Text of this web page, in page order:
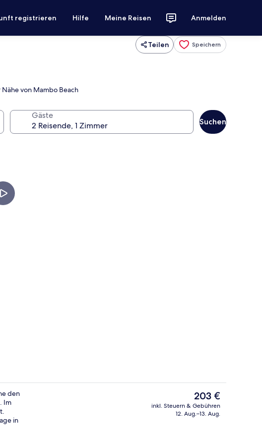
registrieren Hilfe Meine Reisen Anmelden
Teilen Speichern
von Mambo Beach
Gäste
Suchen
Blick von der Unterkunft In Strandnähe, Cabañas (kostenlos),
den
Im
in
Der
aktuelle
Preis
203 €
inkl. Steuern & Gebühren
12. Aug.–13. Aug.